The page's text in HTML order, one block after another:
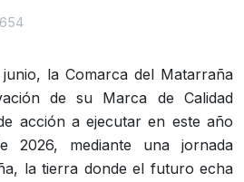
654
junio, la Comarca del Matarraña
de su Marca de Calidad
acción a ejecutar en este año
2026, mediante una jornada
la tierra donde el futuro echa